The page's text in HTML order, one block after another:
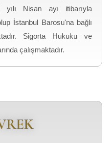
Nisan ayı itibarıyla
İstanbul Barosu'na bağlı
Sigorta Hukuku ve
çalışmaktadır.